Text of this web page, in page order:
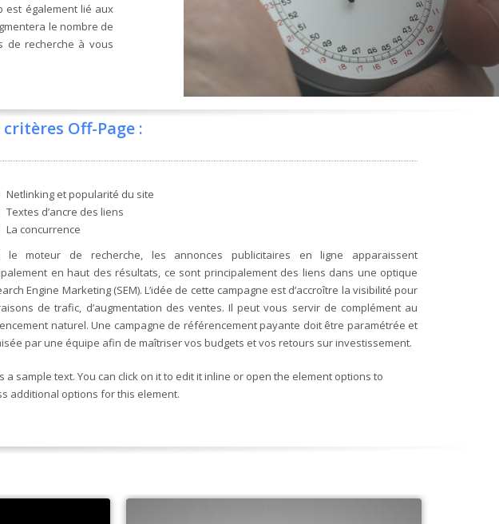
est également lié aux
le nombre de
de recherche à vous
critères Off-Page :
Netlinking et popularité du site
Textes d’ancre des liens
La concurrence
le moteur de recherche, les annonces publicitaires en ligne apparaissent
en haut des résultats, ce sont principalement des liens dans une optique
Engine Marketing (SEM). L’idée de cette campagne est d’accroître la visibilité pour
de trafic, d’augmentation des ventes. Il peut vous servir de complément au
naturel. Une campagne de référencement payante doit être paramétrée et
par une équipe afin de maîtriser vos budgets et vos retours sur investissement.
a sample text. You can click on it to edit it inline or open the element options to
additional options for this element.